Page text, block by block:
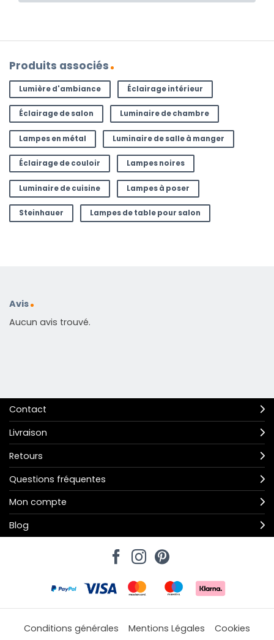
Produits associés
Lumière d'ambiance Éclairage intérieur
Éclairage de salon Luminaire de chambre
Lampes en métal Luminaire de salle à manger
Éclairage de couloir Lampes noires
Luminaire de cuisine Lampes à poser
Steinhauer Lampes de table pour salon
Avis
Aucun avis trouvé.
Contact
Livraison
Retours
Questions fréquentes
Mon compte
Blog
Conditions générales Mentions Légales Cookies